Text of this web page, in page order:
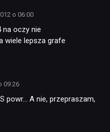
o 06:00
na oczy nie
wiele lepsza grafe
09:26
powr… A nie, przepraszam,